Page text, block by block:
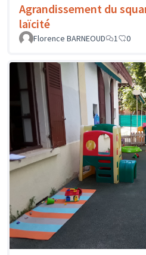
Agrandissement du
laïcité
Florence BARNEOUD
1 0